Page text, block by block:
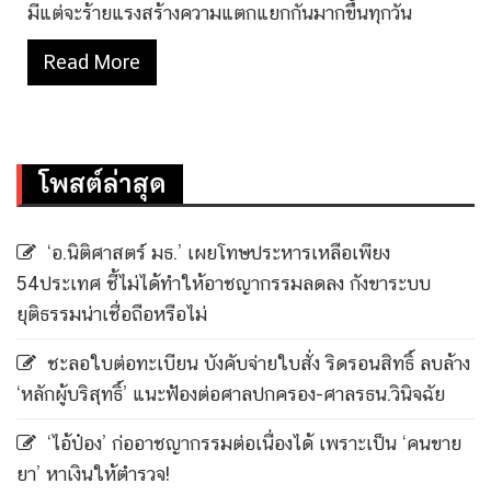
มีแต่จะร้ายแรงสร้างความแตกแยกกันมากขึ้นทุกวัน
Read More
โพสต์ล่าสุด
‘อ.นิติศาสตร์ มธ.’ เผยโทษประหารเหลือเพียง
54ประเทศ ชี้ไม่ได้ทำให้อาชญากรรมลดลง กังขาระบบ
ยุติธรรมน่าเชื่อถือหรือไม่
ชะลอใบต่อทะเบียน บังคับจ่ายใบสั่ง ริดรอนสิทธิ์ ลบล้าง
‘หลักผู้บริสุทธิ์’ แนะฟ้องต่อศาลปกครอง-ศาลรธน.วินิจฉัย
‘ไอ้ป๋อง’ ก่ออาชญากรรมต่อเนื่องได้ เพราะเป็น ‘คนขาย
ยา’ หาเงินให้ตำรวจ!